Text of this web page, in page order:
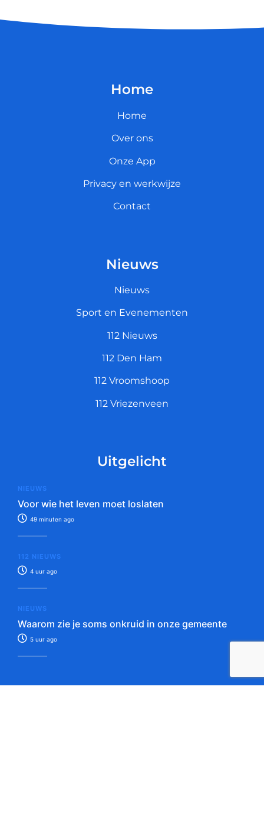
Home
Home
Over ons
Onze App
Privacy en werkwijze
Contact
Nieuws
Nieuws
Sport en Evenementen
112 Nieuws
112 Den Ham
112 Vroomshoop
112 Vriezenveen
Uitgelicht
NIEUWS
Voor wie het leven moet loslaten
49 minuten ago
112 NIEUWS
4 uur ago
NIEUWS
Waarom zie je soms onkruid in onze gemeente
5 uur ago